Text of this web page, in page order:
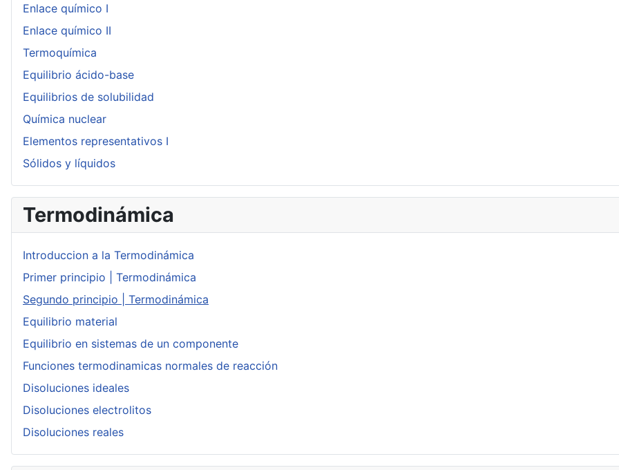
Enlace químico I
Enlace químico II
Termoquímica
Equilibrio ácido-base
Equilibrios de solubilidad
Química nuclear
Elementos representativos I
Sólidos y líquidos
Termodinámica
Introduccion a la Termodinámica
Primer principio | Termodinámica
Segundo principio | Termodinámica
Equilibrio material
Equilibrio en sistemas de un componente
Funciones termodinamicas normales de reacción
Disoluciones ideales
Disoluciones electrolitos
Disoluciones reales